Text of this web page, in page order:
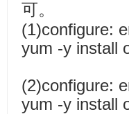
可。
(1)configure:
yum -y install
(2)configure:
yum -y install